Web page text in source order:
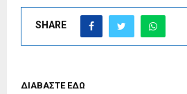
SHARE
ΔΙΑΒΑΣΤΕ ΕΔΩ